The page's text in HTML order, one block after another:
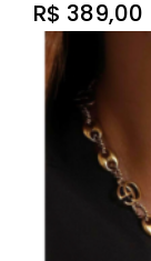
R$ 389,00